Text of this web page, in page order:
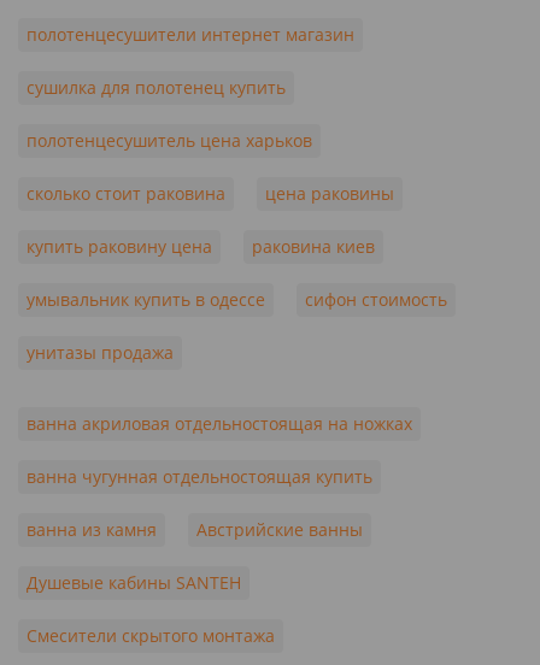
полотенцесушители интернет магазин
сушилка для полотенец купить
полотенцесушитель цена харьков
сколько стоит раковина цена раковины
купить раковину цена раковина киев
умывальник купить в одессе сифон стоимость
унитазы продажа
ванна акриловая отдельностоящая на ножках
ванна чугунная отдельностоящая купить
ванна из камня Австрийские ванны
Душевые кабины SANTEH
Смесители скрытого монтажа